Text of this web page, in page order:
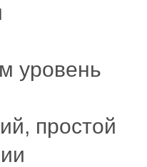
уровень
простой